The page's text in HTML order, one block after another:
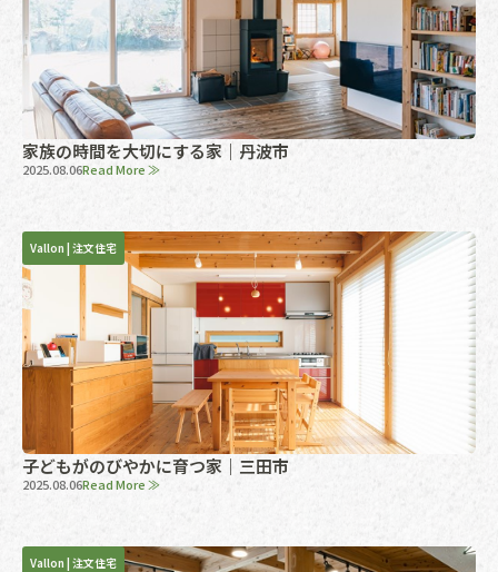
家族の時間を大切にする家｜丹波市
2025.08.06Read More ≫
Vallon | 注文住宅
子どもがのびやかに育つ家｜三田市
2025.08.06Read More ≫
Vallon | 注文住宅